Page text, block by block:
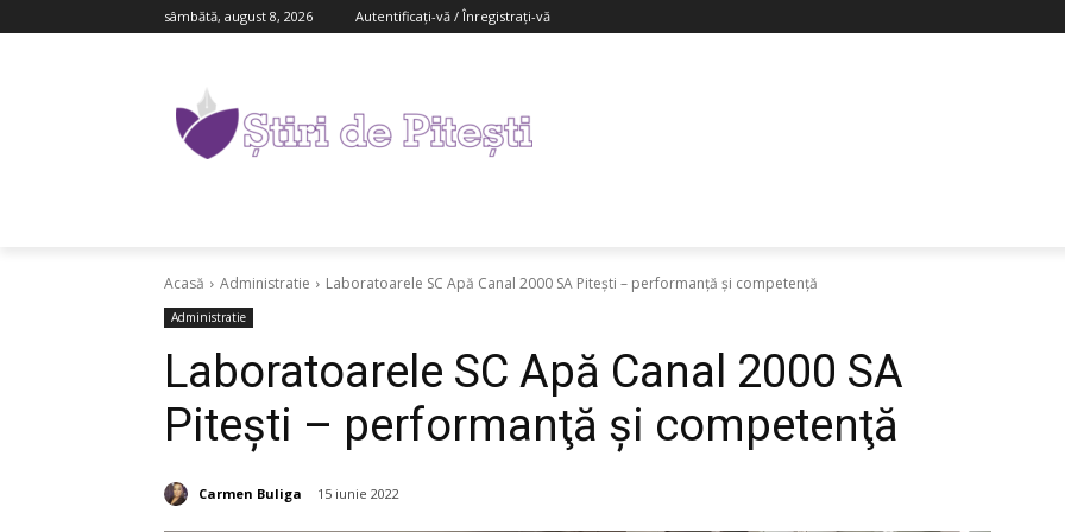
sâmbătă, august 8, 2026 Autentificați-vă / Înregistrați-vă
Acasă Administratie Laboratoarele SC Apă Canal 2000 SA Piteşti – performanţă şi competenţă
Administratie
Laboratoarele SC Apă Canal 2000 SA
Piteşti – performanţă şi competenţă
Carmen Buliga 15 iunie 2022